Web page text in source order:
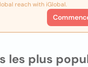
reach with iGlobal.
les plus